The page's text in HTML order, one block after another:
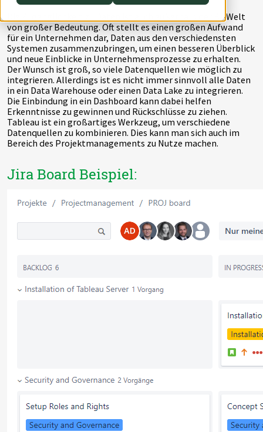
Die Zugänglichkeit zu Daten ist auch außerhalb der BI-Welt
von großer Bedeutung. Oft stellt es einen großen Aufwand
für ein Unternehmen dar, Daten aus den verschiedensten
Systemen zusammenzubringen, um einen besseren Überblick
und neue Einblicke in Unternehmensprozesse zu erhalten.
Der Wunsch ist groß, so viele Datenquellen wie möglich zu
integrieren. Allerdings ist es nicht immer sinnvoll alle Daten
in ein Data Warehouse oder einen Data Lake zu integrieren.
Die Einbindung in ein Dashboard kann dabei helfen
Erkenntnisse zu gewinnen und Rückschlüsse zu ziehen.
Tableau ist ein großartiges Werkzeug, um verschiedene
Datenquellen zu kombinieren. Dies kann man sich auch im
Bereich des Projektmanagements zu Nutze machen.
Jira Board Beispiel:
Switch to English